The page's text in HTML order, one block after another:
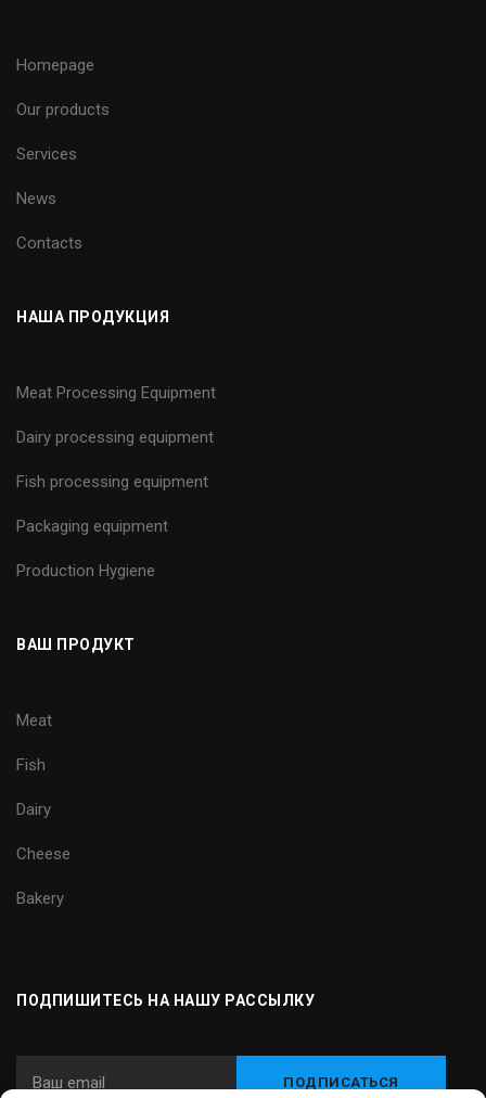
Homepage
Our products
Services
News
Contacts
НАША ПРОДУКЦИЯ
Meat Processing Equipment
Dairy processing equipment
Fish processing equipment
Packaging equipment
Production Hygiene
ВАШ ПРОДУКТ
Meat
Fish
Dairy
Cheese
Bakery
ПОДПИШИТЕСЬ НА НАШУ РАССЫЛКУ